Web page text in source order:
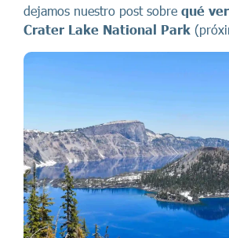
dejamos nuestro post sobre qué
Crater Lake National Park